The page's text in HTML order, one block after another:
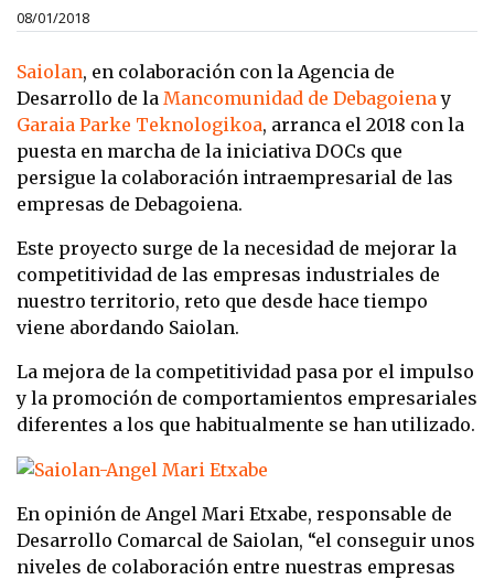
08/01/2018
Saiolan, en colaboración con la Agencia de
Desarrollo de la Mancomunidad de Debagoiena y
Garaia Parke Teknologikoa, arranca el 2018 con la
puesta en marcha de la iniciativa DOCs que
persigue la colaboración intraempresarial de las
empresas de Debagoiena.
Este proyecto surge de la necesidad de mejorar la
competitividad de las empresas industriales de
nuestro territorio, reto que desde hace tiempo
viene abordando Saiolan.
La mejora de la competitividad pasa por el impulso
y la promoción de comportamientos empresariales
diferentes a los que habitualmente se han utilizado.
En opinión de Angel Mari Etxabe, responsable de
Desarrollo Comarcal de Saiolan, “el conseguir unos
niveles de colaboración entre nuestras empresas